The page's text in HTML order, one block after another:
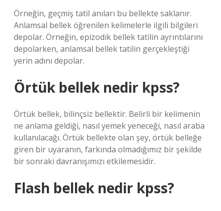
Örneğin, geçmiş tatil anıları bu bellekte saklanır.
Anlamsal bellek öğrenilen kelimelerle ilgili bilgileri
depolar. Örneğin, epizodik bellek tatilin ayrıntılarını
depolarken, anlamsal bellek tatilin gerçekleştiği
yerin adını depolar.
Örtük bellek nedir kpss?
Örtük bellek, bilinçsiz bellektir. Belirli bir kelimenin
ne anlama geldiği, nasıl yemek yeneceği, nasıl araba
kullanılacağı. Örtük bellekte olan şey, örtük belleğe
giren bir uyaranın, farkında olmadığımız bir şekilde
bir sonraki davranışımızı etkilemesidir.
Flash bellek nedir kpss?